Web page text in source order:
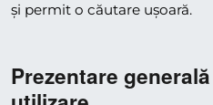
și permit o căutare ușoară.
Prezentare